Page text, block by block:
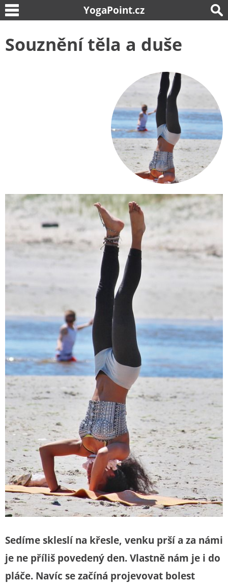
YogaPoint.cz
Souznění těla a duše
Sedíme skleslí na křesle, venku prší a za námi
je ne příliš povedený den. Vlastně nám je i do
pláče. Navíc se začíná projevovat bolest